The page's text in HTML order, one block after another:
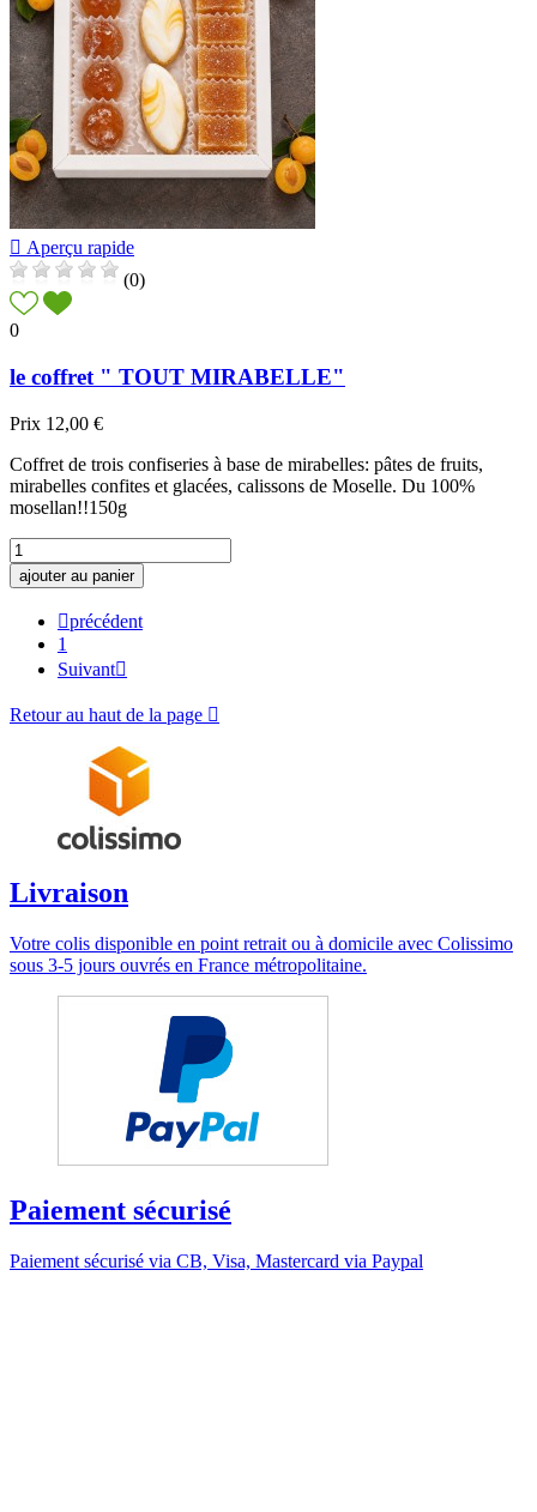
 Aperçu rapide
(0)
0
le coffret " TOUT MIRABELLE"
Prix 12,00 €
Coffret de trois confiseries à base de mirabelles: pâtes de fruits,
mirabelles confites et glacées, calissons de Moselle. Du 100%
mosellan!!150g
ajouter au panier
précédent
1
Suivant
Retour au haut de la page 
Livraison
Votre colis disponible en point retrait ou à domicile avec Colissimo
sous 3-5 jours ouvrés en France métropolitaine.
Paiement sécurisé
Paiement sécurisé via CB, Visa, Mastercard via Paypal